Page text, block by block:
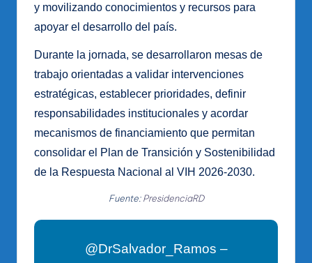
y movilizando conocimientos y recursos para
apoyar el desarrollo del país.
Durante la jornada, se desarrollaron mesas de
trabajo orientadas a validar intervenciones
estratégicas, establecer prioridades, definir
responsabilidades institucionales y acordar
mecanismos de financiamiento que permitan
consolidar el Plan de Transición y Sostenibilidad
de la Respuesta Nacional al VIH 2026-2030.
Fuente:PresidenciaRD
@DrSalvador_Ramos –